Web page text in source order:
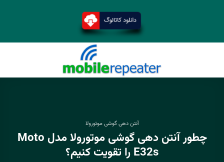
آنتن دهی گوشی موتورولا
چطور آنتن دهی گوشی موتورولا مدل Moto
E32s را تقویت کنیم؟